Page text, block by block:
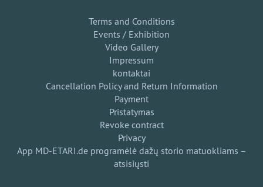
Terms and Conditions
Events / Exhibition
Video Gallery
Impressum
kontaktai
Cancellation Policy and Return Information
Payment
Pristatymas
Revoke contract
Privacy
App MD-ETARI.de programėlė dažų storio matuokliams –
atsisiųsti